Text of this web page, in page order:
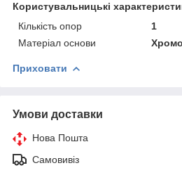
Користувальницькі
Кількість опор
1
Матеріал основи
Приховати
Умови доставки
Нова Пошта
Самовивіз